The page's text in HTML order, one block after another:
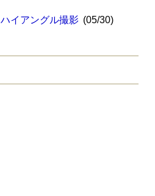
イアングル撮影 (05/30)